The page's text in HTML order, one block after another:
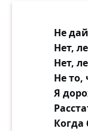
Не
Нет,
Нет,
Не
Я
Когда